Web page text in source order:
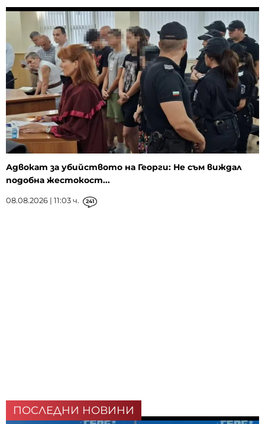
Адвокат за убийството на Георги: Не съм виждал
подобна жестокост...
08.08.2026 | 11:03 ч. 241
ПОСЛЕДНИ НОВИНИ